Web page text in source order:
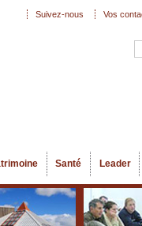
Santé Leader
Suivez-nous Vos